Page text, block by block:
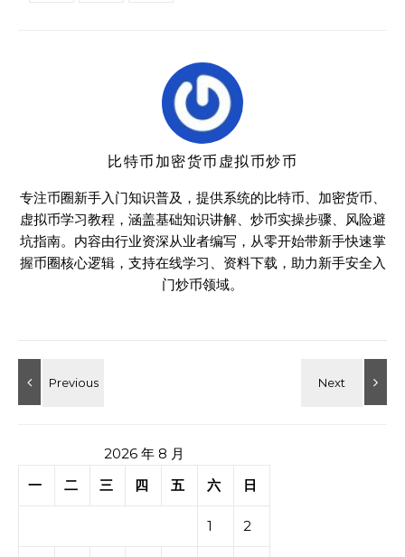
比特币加密货币虚拟币炒币
专注币圈新手入门知识普及，提供系统的比特币、加密货币、
虚拟币学习教程，涵盖基础知识讲解、炒币实操步骤、风险避
坑指南。内容由行业资深从业者编写，从零开始带新手快速掌
握币圈核心逻辑，支持在线学习、资料下载，助力新手安全入
门炒币领域。
2026 年 8 月
一
二 三 四 五 六 日
1 2